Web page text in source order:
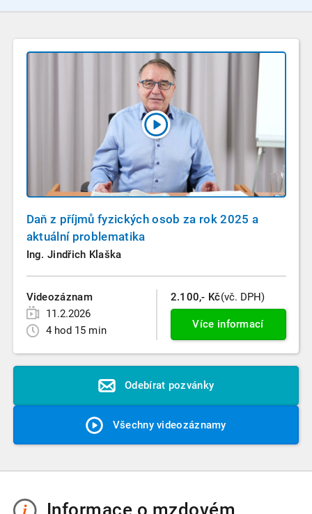
Daň z příjmů fyzických osob za rok 2025 a
aktuální problematika
Ing. Jindřich Klaška
Videozáznam
11.2.2026
4 hod 15 min
2.100,- Kč(vč. DPH)
Více informací
Odebírat pozvánky
Všechny videozáznamy
Informace o mzdovém